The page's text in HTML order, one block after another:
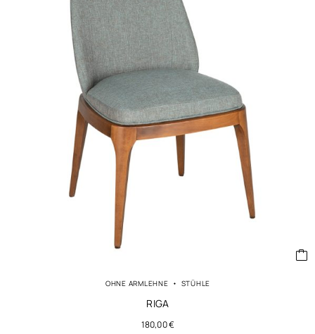
OHNE ARMLEHNE STÜHLE
RIGA
180,00€